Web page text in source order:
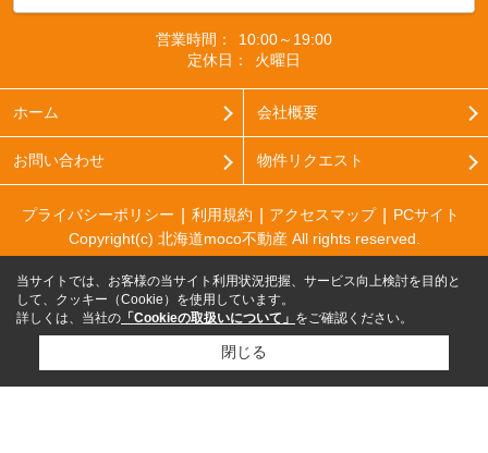
営業時間：
10:00～19:00
定休日：
火曜日
ホーム 会社概要
お問い合わせ 物件リクエスト
プライバシーポリシー 利用規約 アクセスマップ
PCサイト
Copyright(c) 北海道moco不動産 All rights reserved.
当サイトでは、お客様の当サイト利用状況把握、サービス向上検討を目的と
して、クッキー（Cookie）を使用しています。
詳しくは、当社の 「Cookieの取扱いについて」 をご確認ください。
閉じる